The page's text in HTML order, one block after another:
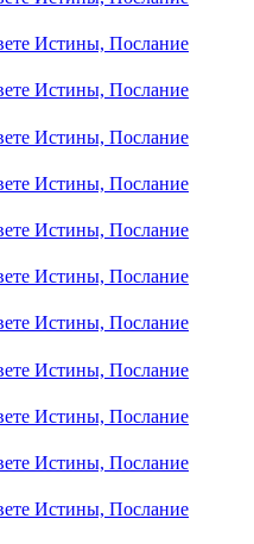
Истины, Послание
Истины, Послание
Истины, Послание
Истины, Послание
Истины, Послание
Истины, Послание
Истины, Послание
Истины, Послание
Истины, Послание
Истины, Послание
Истины, Послание